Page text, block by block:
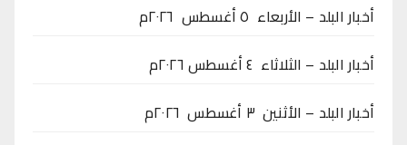
أخبار البلد – الأربعاء ٥ أغسطس ٢٠٢٦م
أخبار البلد – الثلاثاء ٤ أغسطس ٢٠٢٦م
أخبار البلد – الأثنين ٣ أغسطس ٢٠٢٦م